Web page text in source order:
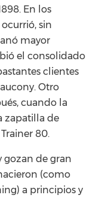
En los
sin
mayor
el consolidado
clientes
Otro
cuando la
zapatilla de
80.
gozan de gran
(como
a principios y